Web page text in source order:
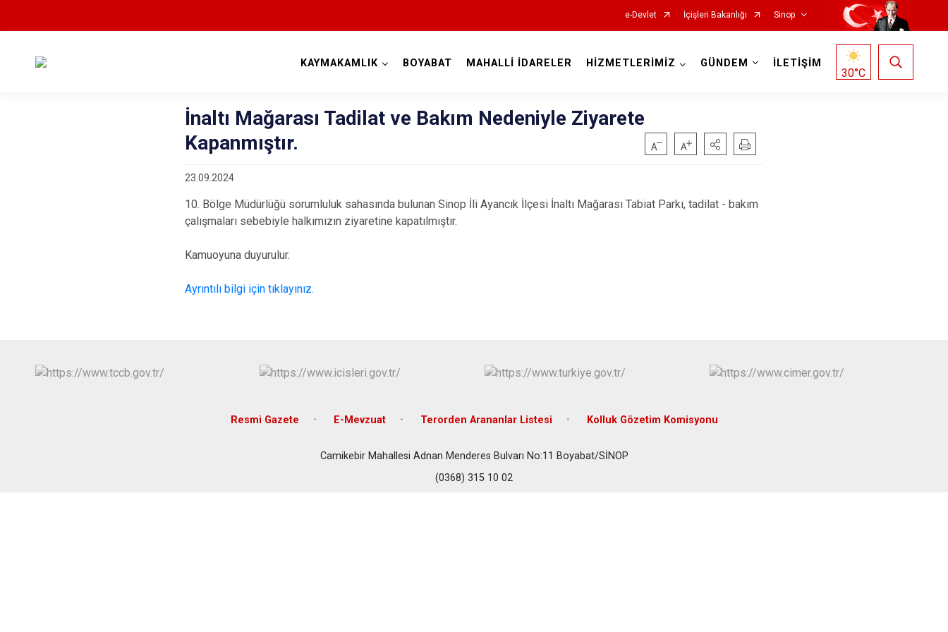
e-Devlet İçişleri Bakanlığı Sinop
Ayancık
Türkeli
KAYMAKAMLIK BOYABAT MAHALLİ İDARELER HİZMETLERİMİZ GÜNDEM İLETİŞİM
30°C
İnaltı Mağarası Tadilat ve Bakım Nedeniyle Ziyarete
Kapanmıştır.
23.09.2024
10. Bölge Müdürlüğü sorumluluk sahasında bulunan Sinop İli Ayancık İlçesi İnaltı Mağarası Tabiat Parkı, tadilat - bakım
çalışmaları sebebiyle halkımızın ziyaretine kapatılmıştır.
Kamuoyuna duyurulur.
Ayrıntılı bilgi için tıklayınız.
Resmi Gazete E-Mevzuat Terorden Arananlar Listesi Kolluk Gözetim Komisyonu
Camikebir Mahallesi Adnan Menderes Bulvarı No:11 Boyabat/SİNOP
(0368) 315 10 02